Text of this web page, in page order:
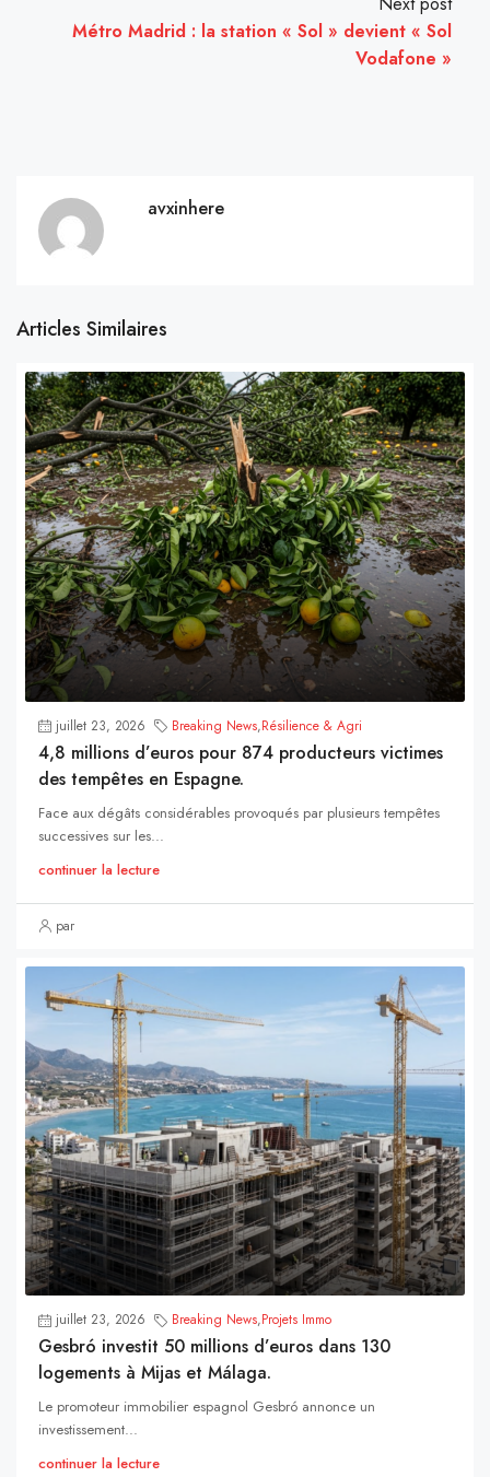
Métro Madrid : la station « Sol » devient « Sol
Vodafone »
avxinhere
Articles Similaires
juillet 23, 2026 Breaking News,Résilience & Agri
4,8 millions d’euros pour 874 producteurs victimes
des tempêtes en Espagne.
Face aux dégâts considérables provoqués par plusieurs tempêtes
successives sur les...
continuer la lecture
par
juillet 23, 2026 Breaking News,Projets Immo
Gesbró investit 50 millions d’euros dans 130
logements à Mijas et Málaga.
Le promoteur immobilier espagnol Gesbró annonce un
investissement...
continuer la lecture